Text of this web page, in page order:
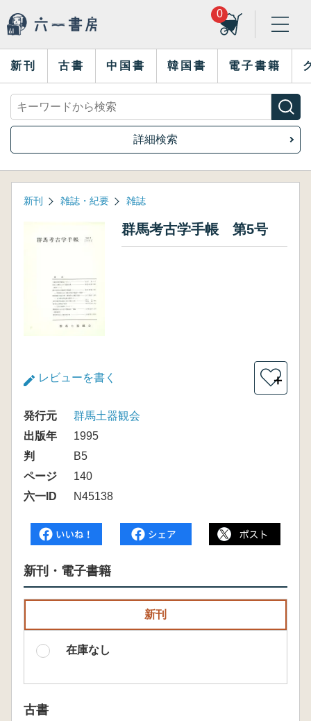
0
新刊 古書 中国書 韓国書 電子書籍
詳細検索
新刊 雑誌・紀要 雑誌
群馬考古学手帳 第5号
レビューを書く ＋
発行元
群馬土器観会
出版年
1995
判
B5
ページ
140
六一ID
N45138
新刊・電子書籍
新刊
在庫なし
古書